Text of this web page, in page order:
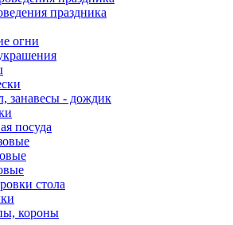
праздника
огни
занавесы - дождик
посуда
стола
короны